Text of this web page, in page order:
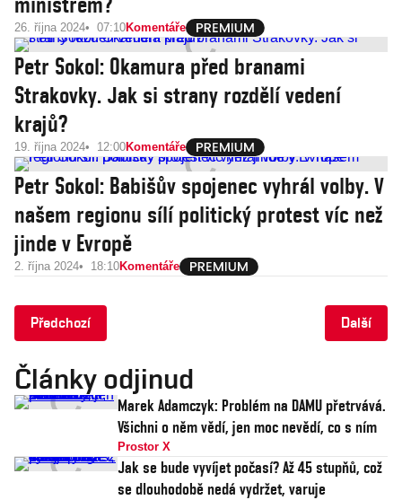
26. října 2024 07:10Komentáře
Petr Sokol: Okamura před branami
Strakovky. Jak si strany rozdělí vedení
krajů?
19. října 2024 12:00Komentáře
Petr Sokol: Babišův spojenec vyhrál volby. V
našem regionu sílí politický protest víc než
jinde v Evropě
2. října 2024 18:10Komentáře
Předchozí Další
Články odjinud
Marek Adamczyk: Problém na DAMU přetrvává.
Všichni o něm vědí, jen moc nevědí, co s ním
Prostor X
Jak se bude vyvíjet počasí? Až 45 stupňů, což
se dlouhodobě nedá vydržet, varuje